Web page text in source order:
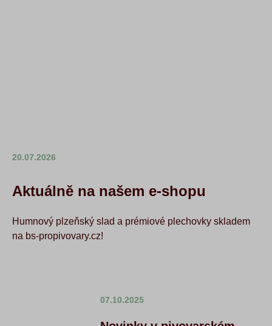
20.07.2026
Aktuálně na našem e-shopu
Humnový plzeňský slad a prémiové plechovky skladem
na bs-propivovary.cz!
07.10.2025